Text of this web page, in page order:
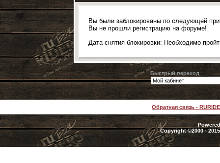
Вы были заблокированы по следующей
Вы не прошли регистрацию на форуме!
Дата снятия блокировки: Необходимо
Быстрый переход
Обратная связь -
Copyright ©2000 -